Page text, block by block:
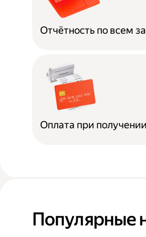
Отчётность по всем
Оплата при получении
Популярные